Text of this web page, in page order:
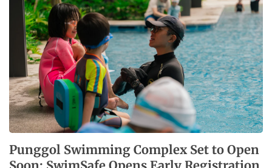
Punggol Swimming Complex Set to Open